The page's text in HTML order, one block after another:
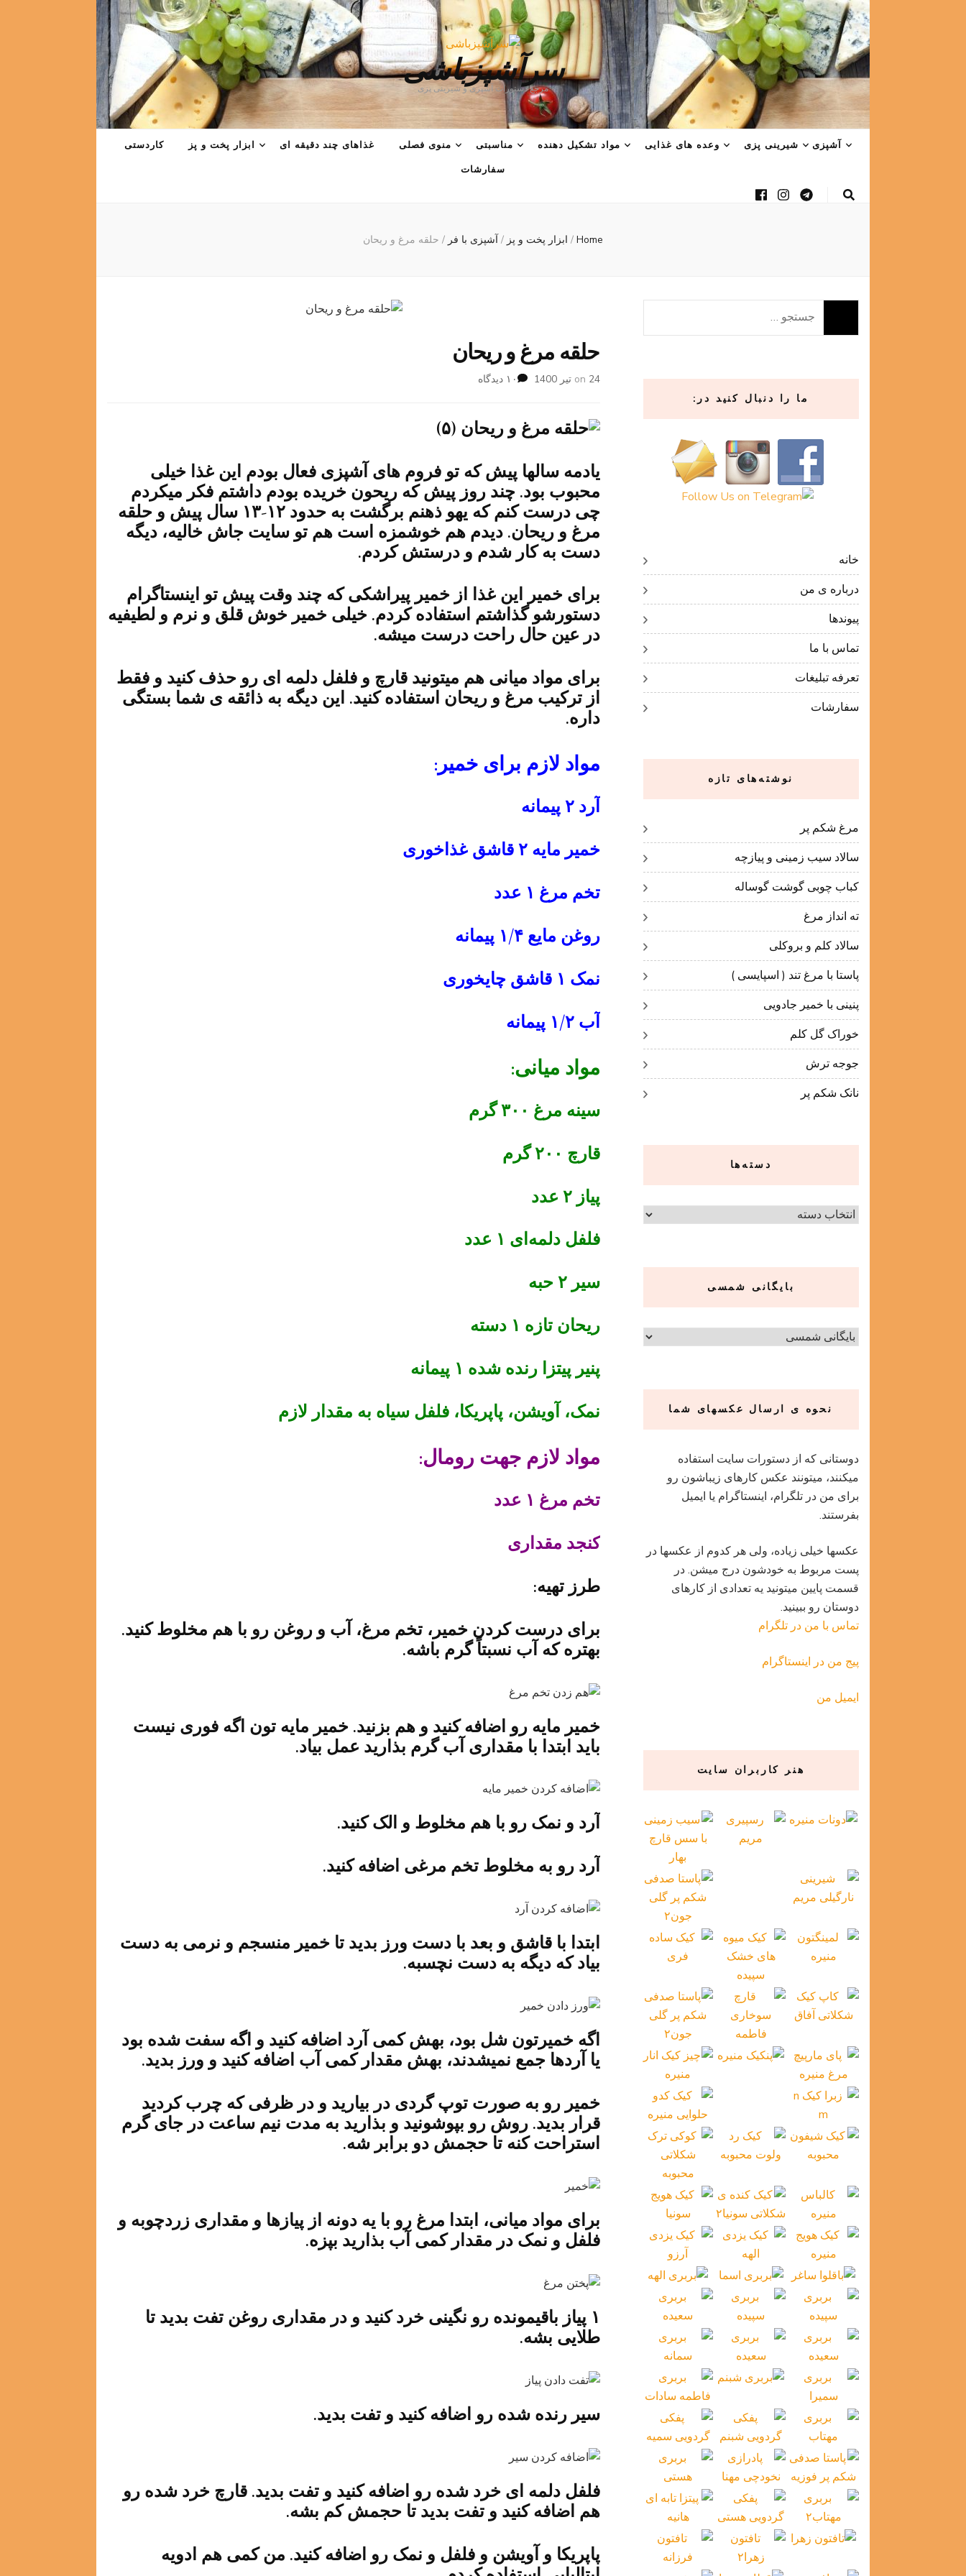
سرآشپزباشی
مرجع دستورات آشپزی و شیرینی پزی
آشپزی شیرینی پزی وعده های غذایی مواد تشکیل دهنده مناسبتی منوی فصلی غذاهای چند دقیقه ای ابزار پخت و پز
کاردستی
سفارشات
Home
/ ابزار پخت و پز / آشپزی با فر / حلقه مرغ و ریحان
حلقه مرغ و ریحان
on 24 تیر 1400 ۱۰ دیدگاه
و
ریحان
یادمه سالها پیش که تو فروم های آشپزی فعال بودم این غذا خیلی
محبوب بود. چند روز پیش که ریحون خریده بودم داشتم فکر میکردم
چی درست کنم که یهو ذهنم برگشت به حدود ۱۲-۱۳ سال پیش و حلقه
مرغ و ریحان. دیدم هم خوشمزه است هم تو سایت جاش خالیه، دیگه
دست به کار شدم و درستش کردم.
برای خمیر این غذا از خمیر پیراشکی که چند وقت پیش تو اینستاگرام
دستورشو گذاشتم استفاده کردم. خیلی خمیر خوش قلق و نرم و لطیفیه
در عین حال راحت درست میشه.
برای مواد میانی هم میتونید قارچ و فلفل دلمه ای رو حذف کنید و فقط
از ترکیب مرغ و ریحان استفاده کنید. این دیگه به ذائقه ی شما بستگی
داره.
مواد لازم برای خمیر:
آرد ۲ پیمانه
خمیر مایه ۲ قاشق غذاخوری
تخم مرغ ۱ عدد
روغن مایع ۱/۴ پیمانه
نمک ۱ قاشق چایخوری
آب ۱/۲ پیمانه
مواد میانی:
سینه مرغ ۳۰۰ گرم
قارچ ۲۰۰ گرم
پیاز ۲ عدد
فلفل دلمه‌ای ۱ عدد
سیر ۲ حبه
ریحان تازه ۱ دسته
پنیر پیتزا رنده شده ۱ پیمانه
نمک، آویشن،‌ پاپریکا،‌ فلفل سیاه به مقدار لازم
مواد لازم جهت رومال:
تخم مرغ ۱ عدد
کنجد مقداری
طرز تهیه:
برای درست کردن خمیر،‌ تخم مرغ، آب و روغن رو با هم مخلوط کنید.
بهتره که آب نسبتاً گرم باشه.
خمیر مایه رو اضافه کنید و هم بزنید. خمیر مایه تون اگه فوری نیست
باید ابتدا با مقداری آب گرم بذارید عمل بیاد.
آرد و نمک رو با هم مخلوط و الک کنید.
آرد رو به مخلوط تخم مرغی اضافه کنید.
ابتدا با قاشق و بعد با دست ورز بدید تا خمیر منسجم و نرمی به دست
بیاد که دیگه به دست نچسبه.
اگه خمیرتون شل بود،‌ بهش کمی آرد اضافه کنید و اگه سفت شده بود
یا آردها جمع نمیشدند، بهش مقدار کمی آب اضافه کنید و ورز بدید.
خمیر رو به صورت توپ گردی در بیارید و در ظرفی که چرب کردید
قرار بدید. روش رو بپوشونید و بذارید به مدت نیم ساعت در جای گرم
استراحت کنه تا حجمش دو برابر شه.
برای مواد میانی،‌ ابتدا مرغ رو با یه دونه از پیازها و مقداری زردچوبه و
فلفل و نمک در مقدار کمی آب بذارید بپزه.
۱ پیاز باقیمونده رو نگینی خرد کنید و در مقداری روغن تفت بدید تا
طلایی بشه.
سیر رنده شده رو اضافه کنید و تفت بدید.
فلفل دلمه ای خرد شده رو اضافه کنید و تفت بدید. قارچ خرد شده رو
هم اضافه کنید و تفت بدید تا حجمش کم بشه.
پاپریکا و آویشن و فلفل و نمک رو اضافه کنید. من کمی هم ادویه
جستجو
برای:
ما را دنبال کنید در:
خانه
درباره ی من
پیوندها
تماس با ما
تعرفه تبلیغات
سفارشات
نوشته‌های تازه
مرغ شکم پر
سالاد سیب زمینی و پیازچه
کباب چوبی گوشت گوساله
ته انداز مرغ
سالاد کلم و بروکلی
پاستا با مرغ تند ( اسپایسی )
پنینی با خمیر جادویی
خوراک گل کلم
جوجه ترش
نانک شکم پر
دسته‌ها
دسته‌ها
بایگانی شمسی
نحوه ی ارسال عکسهای شما
دوستانی که از دستورات سایت استفاده
میکنند، میتونند عکس کارهای زیباشون رو
برای من در تلگرام، اینستاگرام یا ایمیل
بفرستند.
عکسها خیلی زیاده، ولی هر کدوم از عکسها در
پست مربوط به خودشون درج میشن. در
قسمت پایین میتونید یه تعدادی از کارهای
دوستان رو ببینید.
تماس با من در تلگرام
پیج من در اینستاگرام
ایمیل من
هنر کاربران سایت